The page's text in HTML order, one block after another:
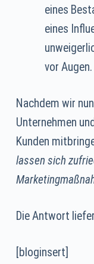
eines
eines
vor
Nachdem wir
Unternehmen
Kunden
lassen sich
Die Antwort
[bloginsert]